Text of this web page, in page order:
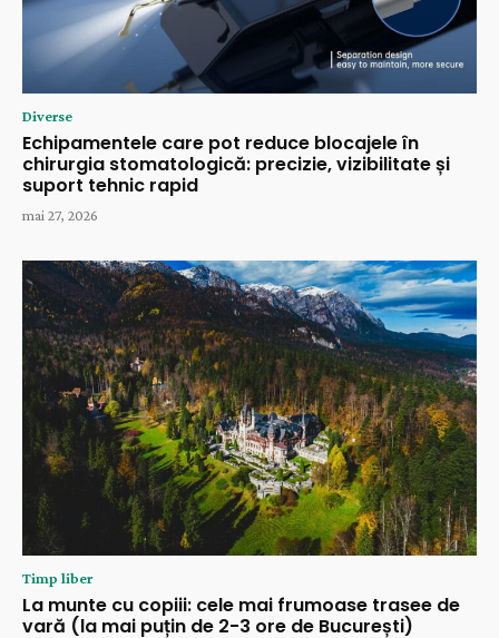
Diverse
Echipamentele care pot reduce blocajele în
chirurgia stomatologică: precizie, vizibilitate și
suport tehnic rapid
mai 27, 2026
Timp liber
La munte cu copiii: cele mai frumoase trasee de
vară (la mai puțin de 2-3 ore de București)